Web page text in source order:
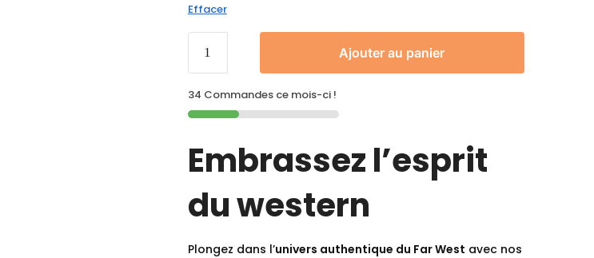
Effacer
Ajouter au panier
34 Commandes ce mois-ci !
Embrassez l’esprit
du western
Plongez dans l’univers authentique du Far West avec nos